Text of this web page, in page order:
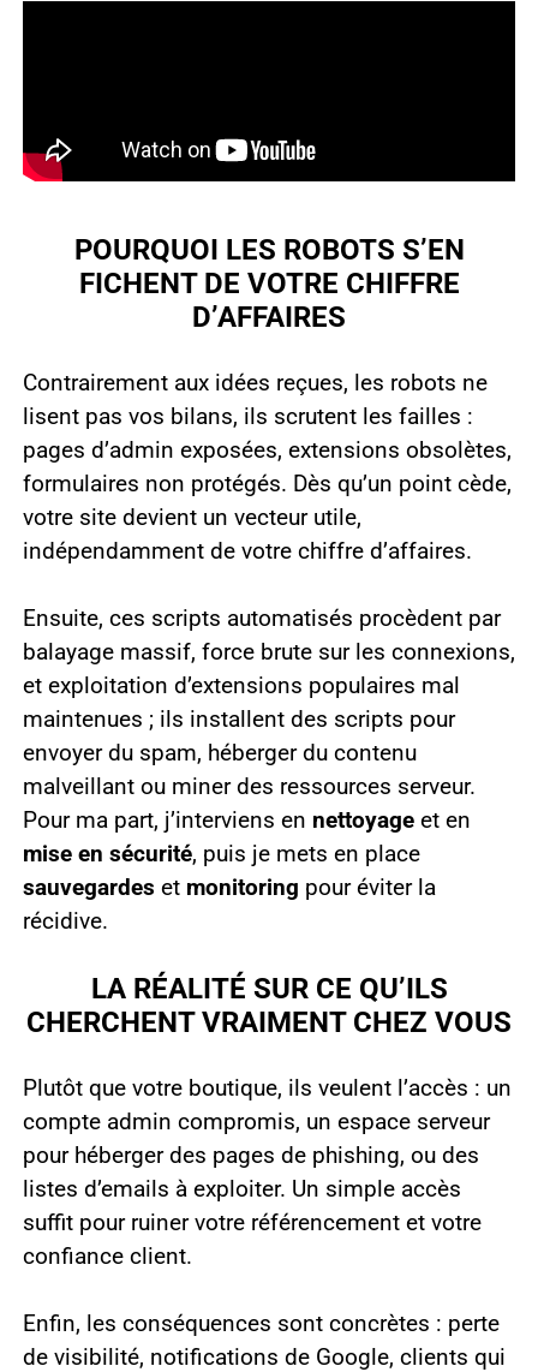
POURQUOI LES ROBOTS S’EN
FICHENT DE VOTRE CHIFFRE
D’AFFAIRES
Contrairement aux idées reçues, les robots ne
lisent pas vos bilans, ils scrutent les failles :
pages d’admin exposées, extensions obsolètes,
formulaires non protégés. Dès qu’un point cède,
votre site devient un vecteur utile,
indépendamment de votre chiffre d’affaires.
Ensuite, ces scripts automatisés procèdent par
balayage massif, force brute sur les connexions,
et exploitation d’extensions populaires mal
maintenues ; ils installent des scripts pour
envoyer du spam, héberger du contenu
malveillant ou miner des ressources serveur.
Pour ma part, j’interviens en nettoyageet en
mise en sécurité, puis je mets en place
sauvegardes et monitoring pour éviter la
récidive.
LA RÉALITÉ SUR CE QU’ILS
CHERCHENT VRAIMENT CHEZ VOUS
Plutôt que votre boutique, ils veulent l’accès : un
compte admin compromis, un espace serveur
pour héberger des pages de phishing, ou des
listes d’emails à exploiter. Un simple accès
suffit pour ruiner votre référencement et votre
confiance client.
Enfin, les conséquences sont concrètes : perte
de visibilité, notifications de Google, clients qui